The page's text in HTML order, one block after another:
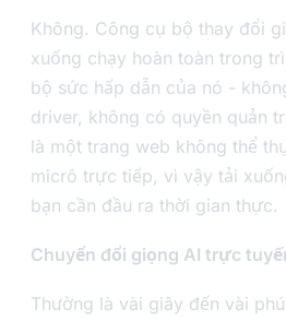
Không. Công cụ bộ thay đổi
xuống chạy hoàn toàn trong
bộ sức hấp dẫn của nó -
driver, không có quyền quản
là một trang web không thể
micrô trực tiếp, vì vậy tải
bạn cần đầu ra thời gian thực.
Chuyển đổi giọng AI trực
Thường là vài giây đến vài